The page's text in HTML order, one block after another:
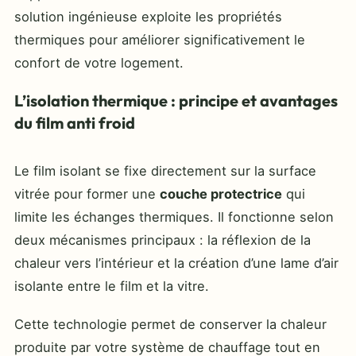
solution ingénieuse exploite les propriétés
thermiques pour améliorer significativement le
confort de votre logement.
L’isolation thermique : principe et avantages
du film anti froid
Le film isolant se fixe directement sur la surface
vitrée pour former une couche protectrice qui
limite les échanges thermiques. Il fonctionne selon
deux mécanismes principaux : la réflexion de la
chaleur vers l’intérieur et la création d’une lame d’air
isolante entre le film et la vitre.
Cette technologie permet de conserver la chaleur
produite par votre système de chauffage tout en